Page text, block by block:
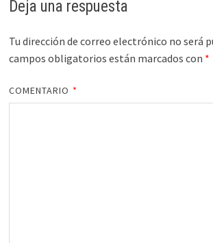
Deja una respuesta
Tu dirección de correo electrónico no será
campos obligatorios están marcados con *
COMENTARIO *